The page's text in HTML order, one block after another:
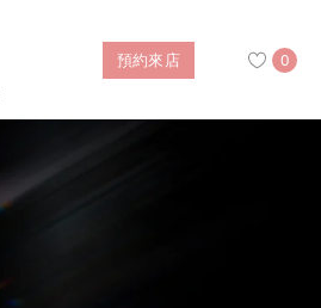
預約來店 0